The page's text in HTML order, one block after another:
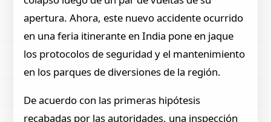
apertura. Ahora, este nuevo accidente ocurrido
en una feria itinerante en India pone en jaque
los protocolos de seguridad y el mantenimiento
en los parques de diversiones de la región.
De acuerdo con las primeras hipótesis
recabadas por las autoridades, una inspección